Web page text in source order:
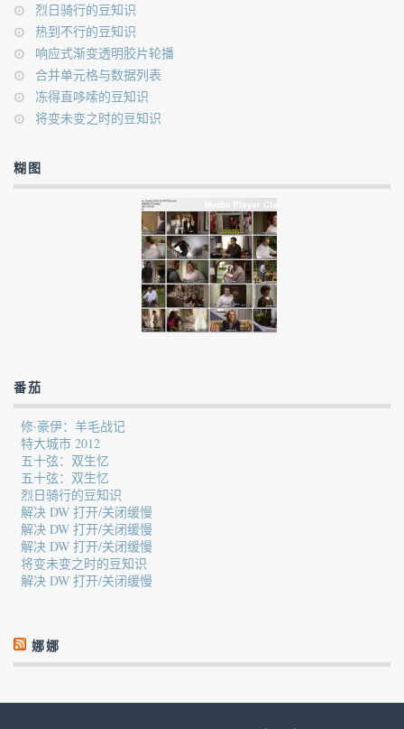
烈日骑行的豆知识
热到不行的豆知识
响应式渐变透明胶片轮播
合并单元格与数据列表
冻得直哆嗦的豆知识
将变未变之时的豆知识
糊图
番茄
修·豪伊：羊毛战记
特大城市 2012
五十弦：双生忆
五十弦：双生忆
烈日骑行的豆知识
解决 DW 打开/关闭缓慢
解决 DW 打开/关闭缓慢
解决 DW 打开/关闭缓慢
将变未变之时的豆知识
解决 DW 打开/关闭缓慢
娜娜